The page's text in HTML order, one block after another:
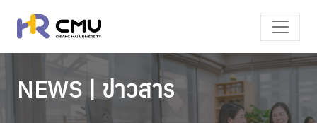
NEWS | ข่าวสาร